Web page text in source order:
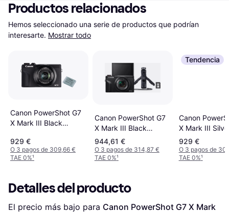
Productos relacionados
Hemos seleccionado una serie de productos que podrían
interesarte. Mostrar todo
Canon PowerShot G7
X Mark III Black
929 €
O 3 pagos de 309,66 €
TAE 0%¹
Canon PowerShot G7
X Mark III Black
Vlogger Kit
944,61 €
O 3 pagos de 314,87 €
TAE 0%¹
Tendencia
Canon
X Mark III
Battery Kit
929 €
O 3 pagos de
TAE 0%¹
Detalles del producto
El precio más bajo para Canon PowerShot G7 X Mark